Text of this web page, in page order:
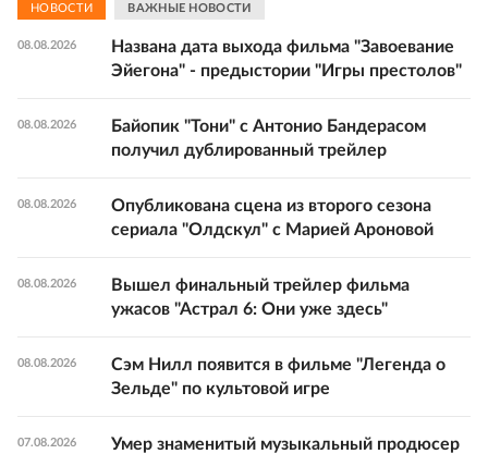
НОВОСТИ ВАЖНЫЕ НОВОСТИ
08.08.2026
Названа дата выхода фильма "Завоевание
Эйегона" - предыстории "Игры престолов"
08.08.2026
Байопик "Тони" с Антонио Бандерасом
получил дублированный трейлер
08.08.2026
Опубликована сцена из второго сезона
сериала "Олдскул" с Марией Ароновой
08.08.2026
Вышел финальный трейлер фильма
ужасов "Астрал 6: Они уже здесь"
08.08.2026
Сэм Нилл появится в фильме "Легенда о
Зельде" по культовой игре
07.08.2026
Умер знаменитый музыкальный продюсер